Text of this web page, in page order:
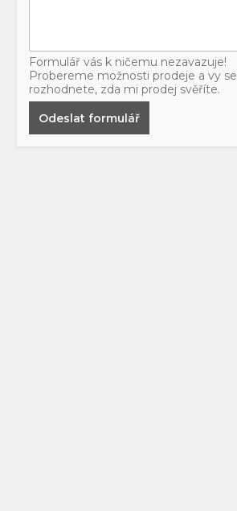
Formulář vás k ničemu nezavazuje!
Probereme možnosti prodeje a vy se
rozhodnete, zda mi prodej svěříte.
Odeslat formulář